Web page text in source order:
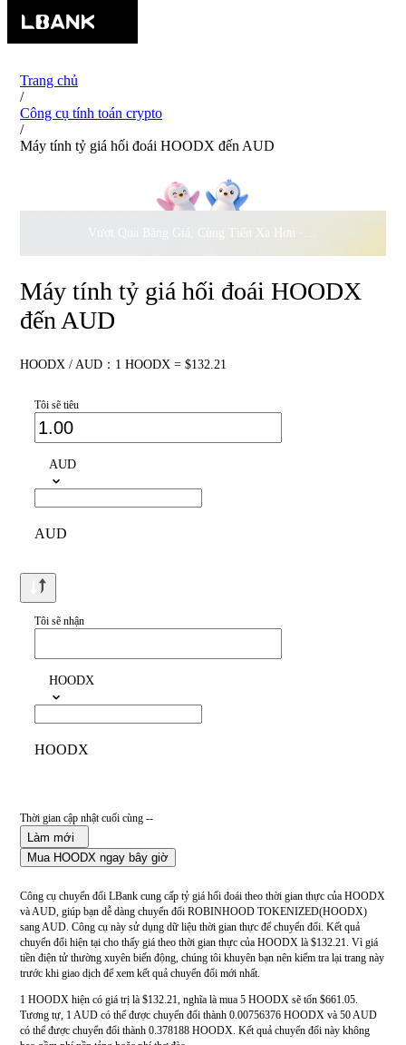
Trang chủ
/
Công cụ tính toán crypto
/
Máy tính tỷ giá hối đoái HOODX đến AUD
Vượt Qua Băng Giá, Cùng Tiến Xa Hơn ·500.000
Máy tính tỷ giá hối đoái HOODX
đến AUD
HOODX / AUD：1 HOODX = $132.21
Tôi sẽ tiêu
AUD
AUD
Tôi sẽ nhận
HOODX
HOODX
Thời gian cập nhật cuối cùng --
Làm mới
Mua HOODX ngay bây giờ
Công cụ chuyển đổi LBank cung cấp tỷ giá hối đoái theo thời gian thực của HOODX
và AUD, giúp bạn dễ dàng chuyển đổi ROBINHOOD TOKENIZED(HOODX)
sang AUD. Công cụ này sử dụng dữ liệu thời gian thực để chuyển đổi. Kết quả
chuyển đổi hiện tại cho thấy giá theo thời gian thực của HOODX là $132.21. Vì giá
tiền điện tử thường xuyên biến động, chúng tôi khuyên bạn nên kiểm tra lại trang này
trước khi giao dịch để xem kết quả chuyển đổi mới nhất.
1 HOODX hiện có giá trị là $132.21, nghĩa là mua 5 HOODX sẽ tốn $661.05.
Tương tự, 1 AUD có thể được chuyển đổi thành 0.00756376 HOODX và 50 AUD
có thể được chuyển đổi thành 0.378188 HOODX. Kết quả chuyển đổi này không